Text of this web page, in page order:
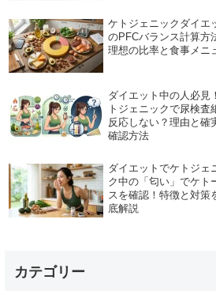
ケトジェニックダイエ
のPFCバランス計算方
理想の比率と食事メニ
ダイエット中の人必見
トジェニックで尿検査
反応しない？理由と確
確認方法
ダイエットでケトジェ
ク中の「匂い」でケト
スを確認！特徴と対策
底解説
カテゴリー